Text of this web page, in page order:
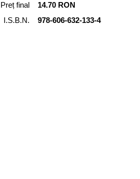
Preț final
14.70 RON
I.S.B.N.
978-606-632-133-4